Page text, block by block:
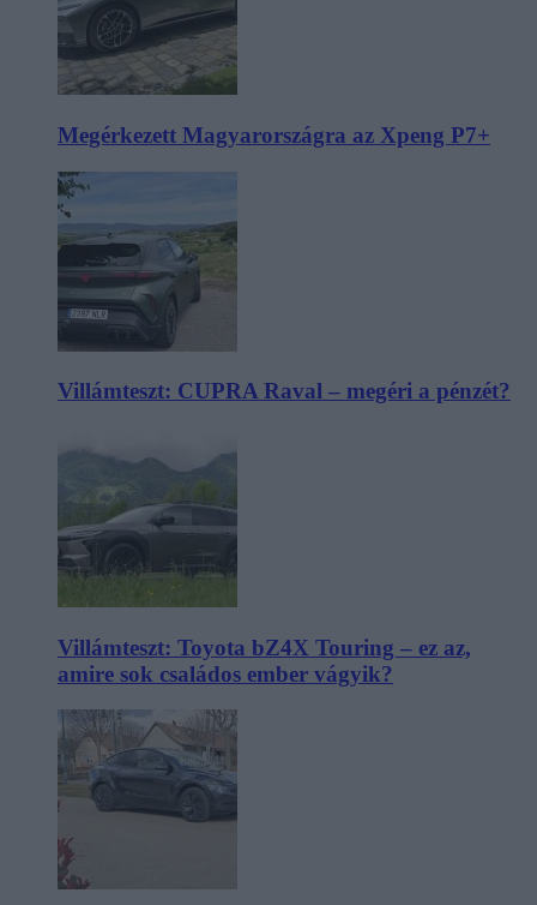
Megérkezett Magyarországra az Xpeng P7+
Villámteszt: CUPRA Raval – megéri a pénzét?
Villámteszt: Toyota bZ4X Touring – ez az,
amire sok családos ember vágyik?